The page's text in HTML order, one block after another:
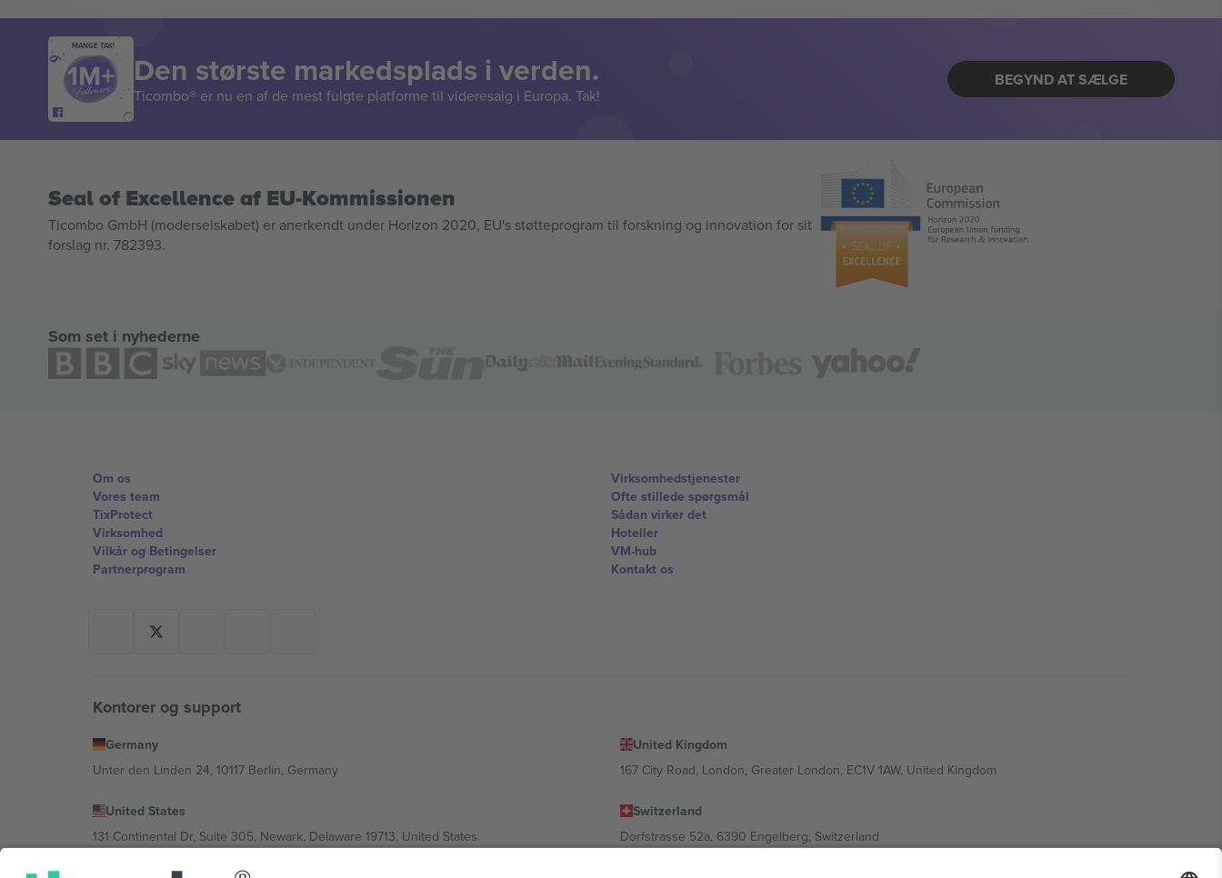
MANGE TAK!
Den største markedsplads i verden.
Ticombo® er nu en af de mest fulgte platforme til videresalg i Europa. Tak!
BEGYND AT SÆLGE
Seal of Excellence af EU-Kommissionen
Ticombo GmbH (moderselskabet) er anerkendt under Horizon 2020, EU's støtteprogram til forskning og innovation for sit
forslag nr. 782393.
Som set i nyhederne
Om os
Vores team
TixProtect
Virksomhed
Vilkår og Betingelser
Partnerprogram
Virksomhedstjenester
Ofte stillede spørgsmål
Sådan virker det
Hoteller
VM-hub
Kontakt os
Kontorer og support
Germany
Unter den Linden 24, 10117 Berlin, Germany
United Kingdom
167 City Road, London, Greater London, EC1V 1AW, United Kingdom
United States
131 Continental Dr, Suite 305, Newark, Delaware 19713, United States
Switzerland
Dorfstrasse 52a, 6390 Engelberg, Switzerland